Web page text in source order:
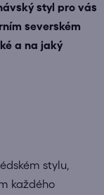
styl pro vás
severském
a na jaký
stylu,
každého